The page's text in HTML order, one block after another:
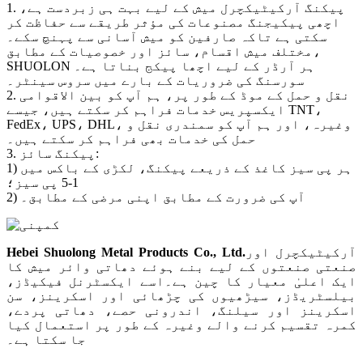
1. پیکنگ آرکیٹیکچرل میش کے لیے بہت ہی زبردست ہے،
اچھی پیکیجنگ مصنوعات کی مؤثر طریقے سے حفاظت کر
سکتی ہے تاکہ صارفین کو میش آسانی سے پہنچ سکے۔
مختلف میش اقسام، سائز اور خصوصیات کے مطابق،
SHUOLON ہر آرڈر کے لیے اچھا پیکج بناتا ہے۔
سورسنگ کی ضروریات کے بارے میں سروس سینٹر۔
2. نقل و حمل کے موڈ کے طور پر، ہم آپ کو بین الاقوامی
ایکسپریس خدمات فراہم کر سکتے ہیں، جیسے TNT،
FedEx، UPS، DHL، وغیرہ، اور ہم آپ کو سمندری نقل و
حمل کی خدمات بھی فراہم کر سکتے ہیں۔
3. پیکنگ سائز:
1) ہر پی سیز کاغذ کے ذریعے پیکنگ، لکڑی کے باکس میں
1-5 پی سیز؛
2) آپ کی ضرورت کے مطابق اپنی مرضی کے مطابق۔
Hebei Shuolong Metal Products Co., Ltd. آرکیٹیکچرل اور
صنعتی صنعتوں کے لیے بنے ہوئے دھاتی وائر میش کا
ایک اعلیٰ معیار کا چین ہے۔اسے ایکسٹرنل فیکیڈز،
بیلسٹریڈز، سیڑھیوں کی چڑھائی اور اسکرینز، سن
اسکرینز اور سیلنگ، اندرونی حصے، دھاتی پردے،
کمرہ تقسیم کرنے والے وغیرہ کے طور پر استعمال کیا
جا سکتا ہے۔